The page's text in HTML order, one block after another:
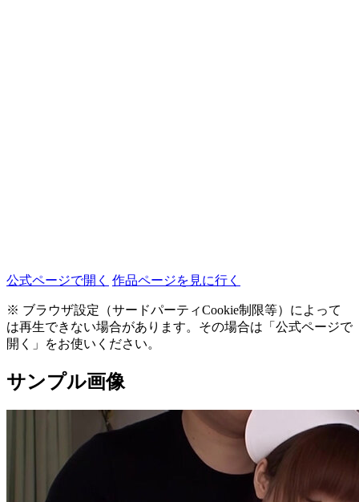
公式ページで開く 作品ページを見に行く
※ ブラウザ設定（サードパーティCookie制限等）によって
は再生できない場合があります。その場合は「公式ページで
開く」をお使いください。
サンプル画像